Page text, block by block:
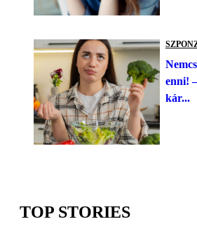
enni!
kár...
TOP STORIES